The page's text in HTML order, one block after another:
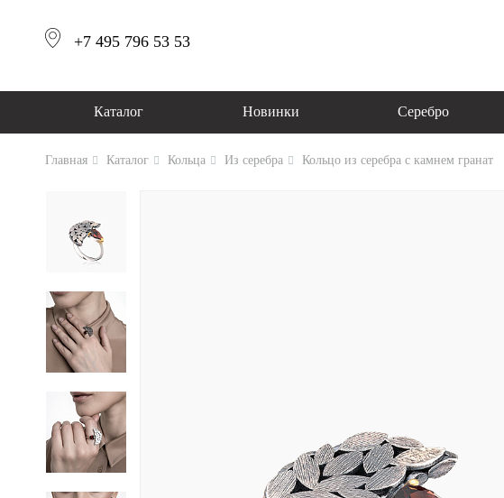
+7 495 796 53 53
Каталог Новинки Серебро
Главная Каталог Кольца Из серебра Кольцо из серебра с камнем гранат